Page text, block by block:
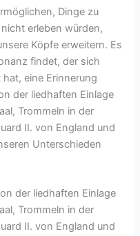
Dinge zu
erleben würden,
Köpfe erweitern. Es
findet, der sich
eine Erinnerung
der liedhaften Einlage
Trommeln in der
II. von England und
Unterschieden
der liedhaften Einlage
Trommeln in der
II. von England und